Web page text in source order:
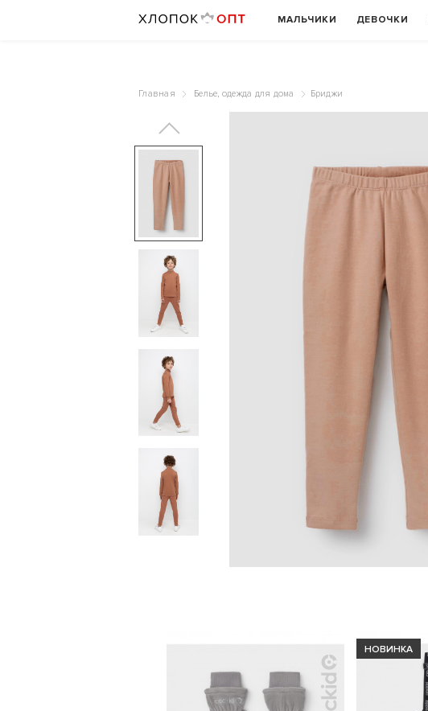
МАЛЬЧИКИ ДЕВОЧКИ
Главная Белье, одежда для дома Бриджи
НОВИНКА